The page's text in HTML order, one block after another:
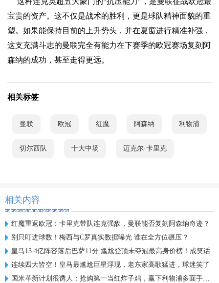
宝贵的资产。这不仅是战术的胜利，更是球队精神面貌的重
塑。如果能保持目前的上升势头，并在夏窗进行精准补强，
这支充满斗志的曼联完全有能力在下赛季的欧冠赛场复刻阿
森纳的成功，甚至走得更远。
相关标签
曼联 欧冠 红魔 阿森纳 利物浦
切尔西队 十大中场 迈克尔·卡里克
相关内容
红魔重返欧冠：卡里克带队连克强敌，曼联能否复刻阿森纳奇迹？
别只盯进球数！梅西与C罗真实数据曝光 谁在全方位碾压？
皇马13.4亿阵容落后巴萨11分 尴尬登顶未夺冠最高身价榜！成笑话
连续四大皆空！皇马最尴尬巨星浮现，老东家高歌猛进，球迷笑了
国米革新计划很诱人：抢购第一当红炸子鸡，赢下利物浦多面手信任